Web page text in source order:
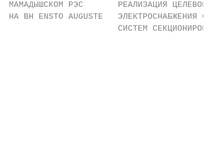
МАМАДЫШСКОМ РЭС       РЕАЛИЗАЦИЯ ЦЕЛЕВОЙ
НА ВН ENSTO AUGUSTE   ЭЛЕКТРОСНАБЖЕНИЯ
СИСТЕМ